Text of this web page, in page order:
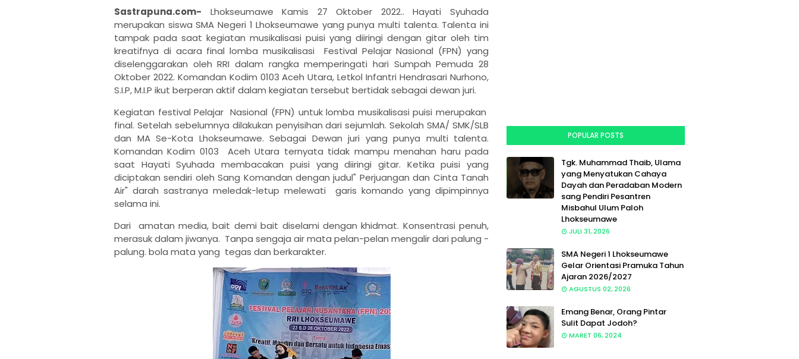
Sastrapuna.com- Lhokseumawe Kamis 27 Oktober 2022.. Hayati Syuhada
merupakan siswa SMA Negeri 1 Lhokseumawe yang punya multi talenta. Talenta ini
tampak pada saat kegiatan musikalisasi puisi yang diiringi dengan gitar oleh tim
kreatifnya di acara final lomba musikalisasi Festival Pelajar Nasional (FPN) yang
diselenggarakan oleh RRI dalam rangka memperingati hari Sumpah Pemuda 28
Oktober 2022. Komandan Kodim 0103 Aceh Utara,Letkol Infantri Hendrasari Nurhono,
S.I.P, M.I.P ikut berperan aktif dalam kegiatan tersebut bertidak sebagai dewan juri.
Kegiatan festival Pelajar Nasional (FPN) untuk lomba musikalisasi puisi merupakan
final. Setelah sebelumnya dilakukan penyisihan dari sejumlah. Sekolah SMA/ SMK/SLB
dan MA Se-Kota Lhokseumawe. Sebagai Dewan juri yang punya multi talenta.
Komandan Kodim 0103 Aceh Utara ternyata tidak mampu menahan haru pada
saat Hayati Syuhada membacakan puisi yang diiringi gitar. Ketika puisi yang
diciptakan sendiri oleh Sang Komandan dengan judul" Perjuangan dan Cinta Tanah
Air" darah sastranya meledak-letup melewati garis komando yang dipimpinnya
selama ini.
Dari amatan media, bait demi bait diselami dengan khidmat. Konsentrasi penuh,
merasuk dalam jiwanya. Tanpa sengaja air mata pelan-pelan mengalir dari palung -
palung. bola mata yang tegas dan berkarakter.
POPULAR POSTS
Tgk. Muhammad Thaib, Ulama
yang Menyatukan Cahaya
Dayah dan Peradaban Modern
sang Pendiri Pesantren
Misbahul Ulum Paloh
Lhokseumawe
JULI 31, 2026
SMA Negeri 1 Lhokseumawe
Gelar Orientasi Pramuka Tahun
Ajaran 2026/2027
AGUSTUS 02, 2026
Emang Benar, Orang Pintar
Sulit Dapat Jodoh?
MARET 06, 2024